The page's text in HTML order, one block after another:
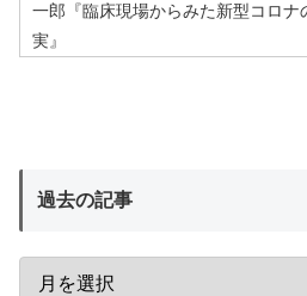
一郎『臨床現場からみた新型コロナ
実』
過去の記事